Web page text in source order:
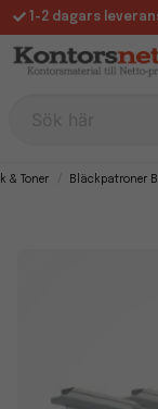
1-2 dagars
Fri frakt över 995
& Toner Bläckpatroner